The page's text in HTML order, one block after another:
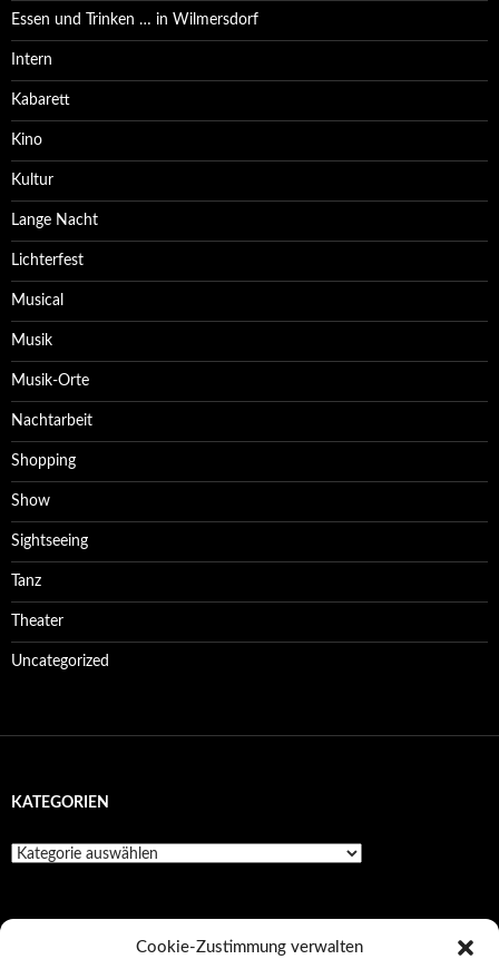
Cookie-Zustimmung verwalten
Essen und Trinken … in Wilmersdorf
Intern
Kabarett
Kino
Kultur
Lange Nacht
Lichterfest
Musical
Musik
Musik-Orte
Nachtarbeit
Shopping
Show
Sightseeing
Tanz
Theater
Uncategorized
KATEGORIEN
Kategorien